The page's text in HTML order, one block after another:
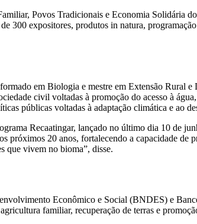
Povos Tradicionais e Economia Solidária
300 expositores, produtos in natura,
em Biologia e mestre em Extensão Rural
civil voltadas à promoção do acesso à
públicas voltadas à adaptação climática e ao
Recaatingar, lançado no último dia 10 de
próximos 20 anos, fortalecendo a capacidade
que vivem no bioma”, disse.
Econômico e Social (BNDES) e
familiar, recuperação de terras e